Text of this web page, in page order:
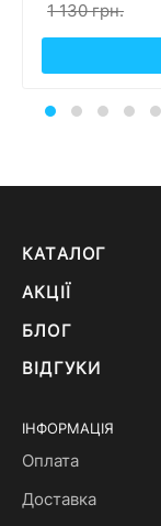
1 130 грн.
КАТАЛОГ
АКЦІЇ
БЛОГ
ВІДГУКИ
ІНФОРМАЦІЯ
Оплата
Доставка